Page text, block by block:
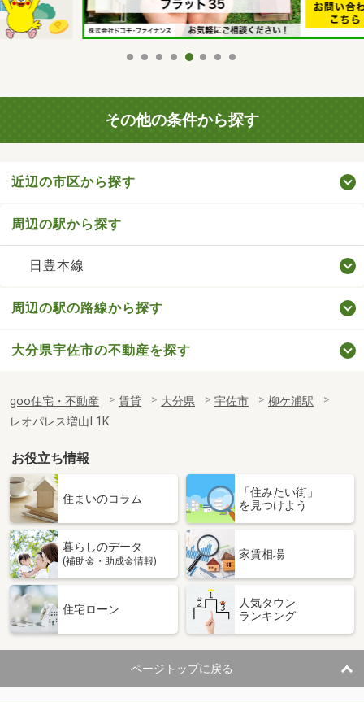
その他の条件から探す
近辺の市区から探す
周辺の駅から探す
日豊本線
周辺の駅の路線から探す
大分県宇佐市の不動産を探す
goo住宅・不動産 賃貸 大分県 宇佐市
柳ケ浦駅
レオパレス増山Ⅰ 1K
お役立ち情報
住まいのコラム
「住みたい街」
を見つけよう
暮らしのデータ
(補助金・助成金情報)
家賃相場
住宅ローン
人気タウン
ランキング
ページトップに戻る